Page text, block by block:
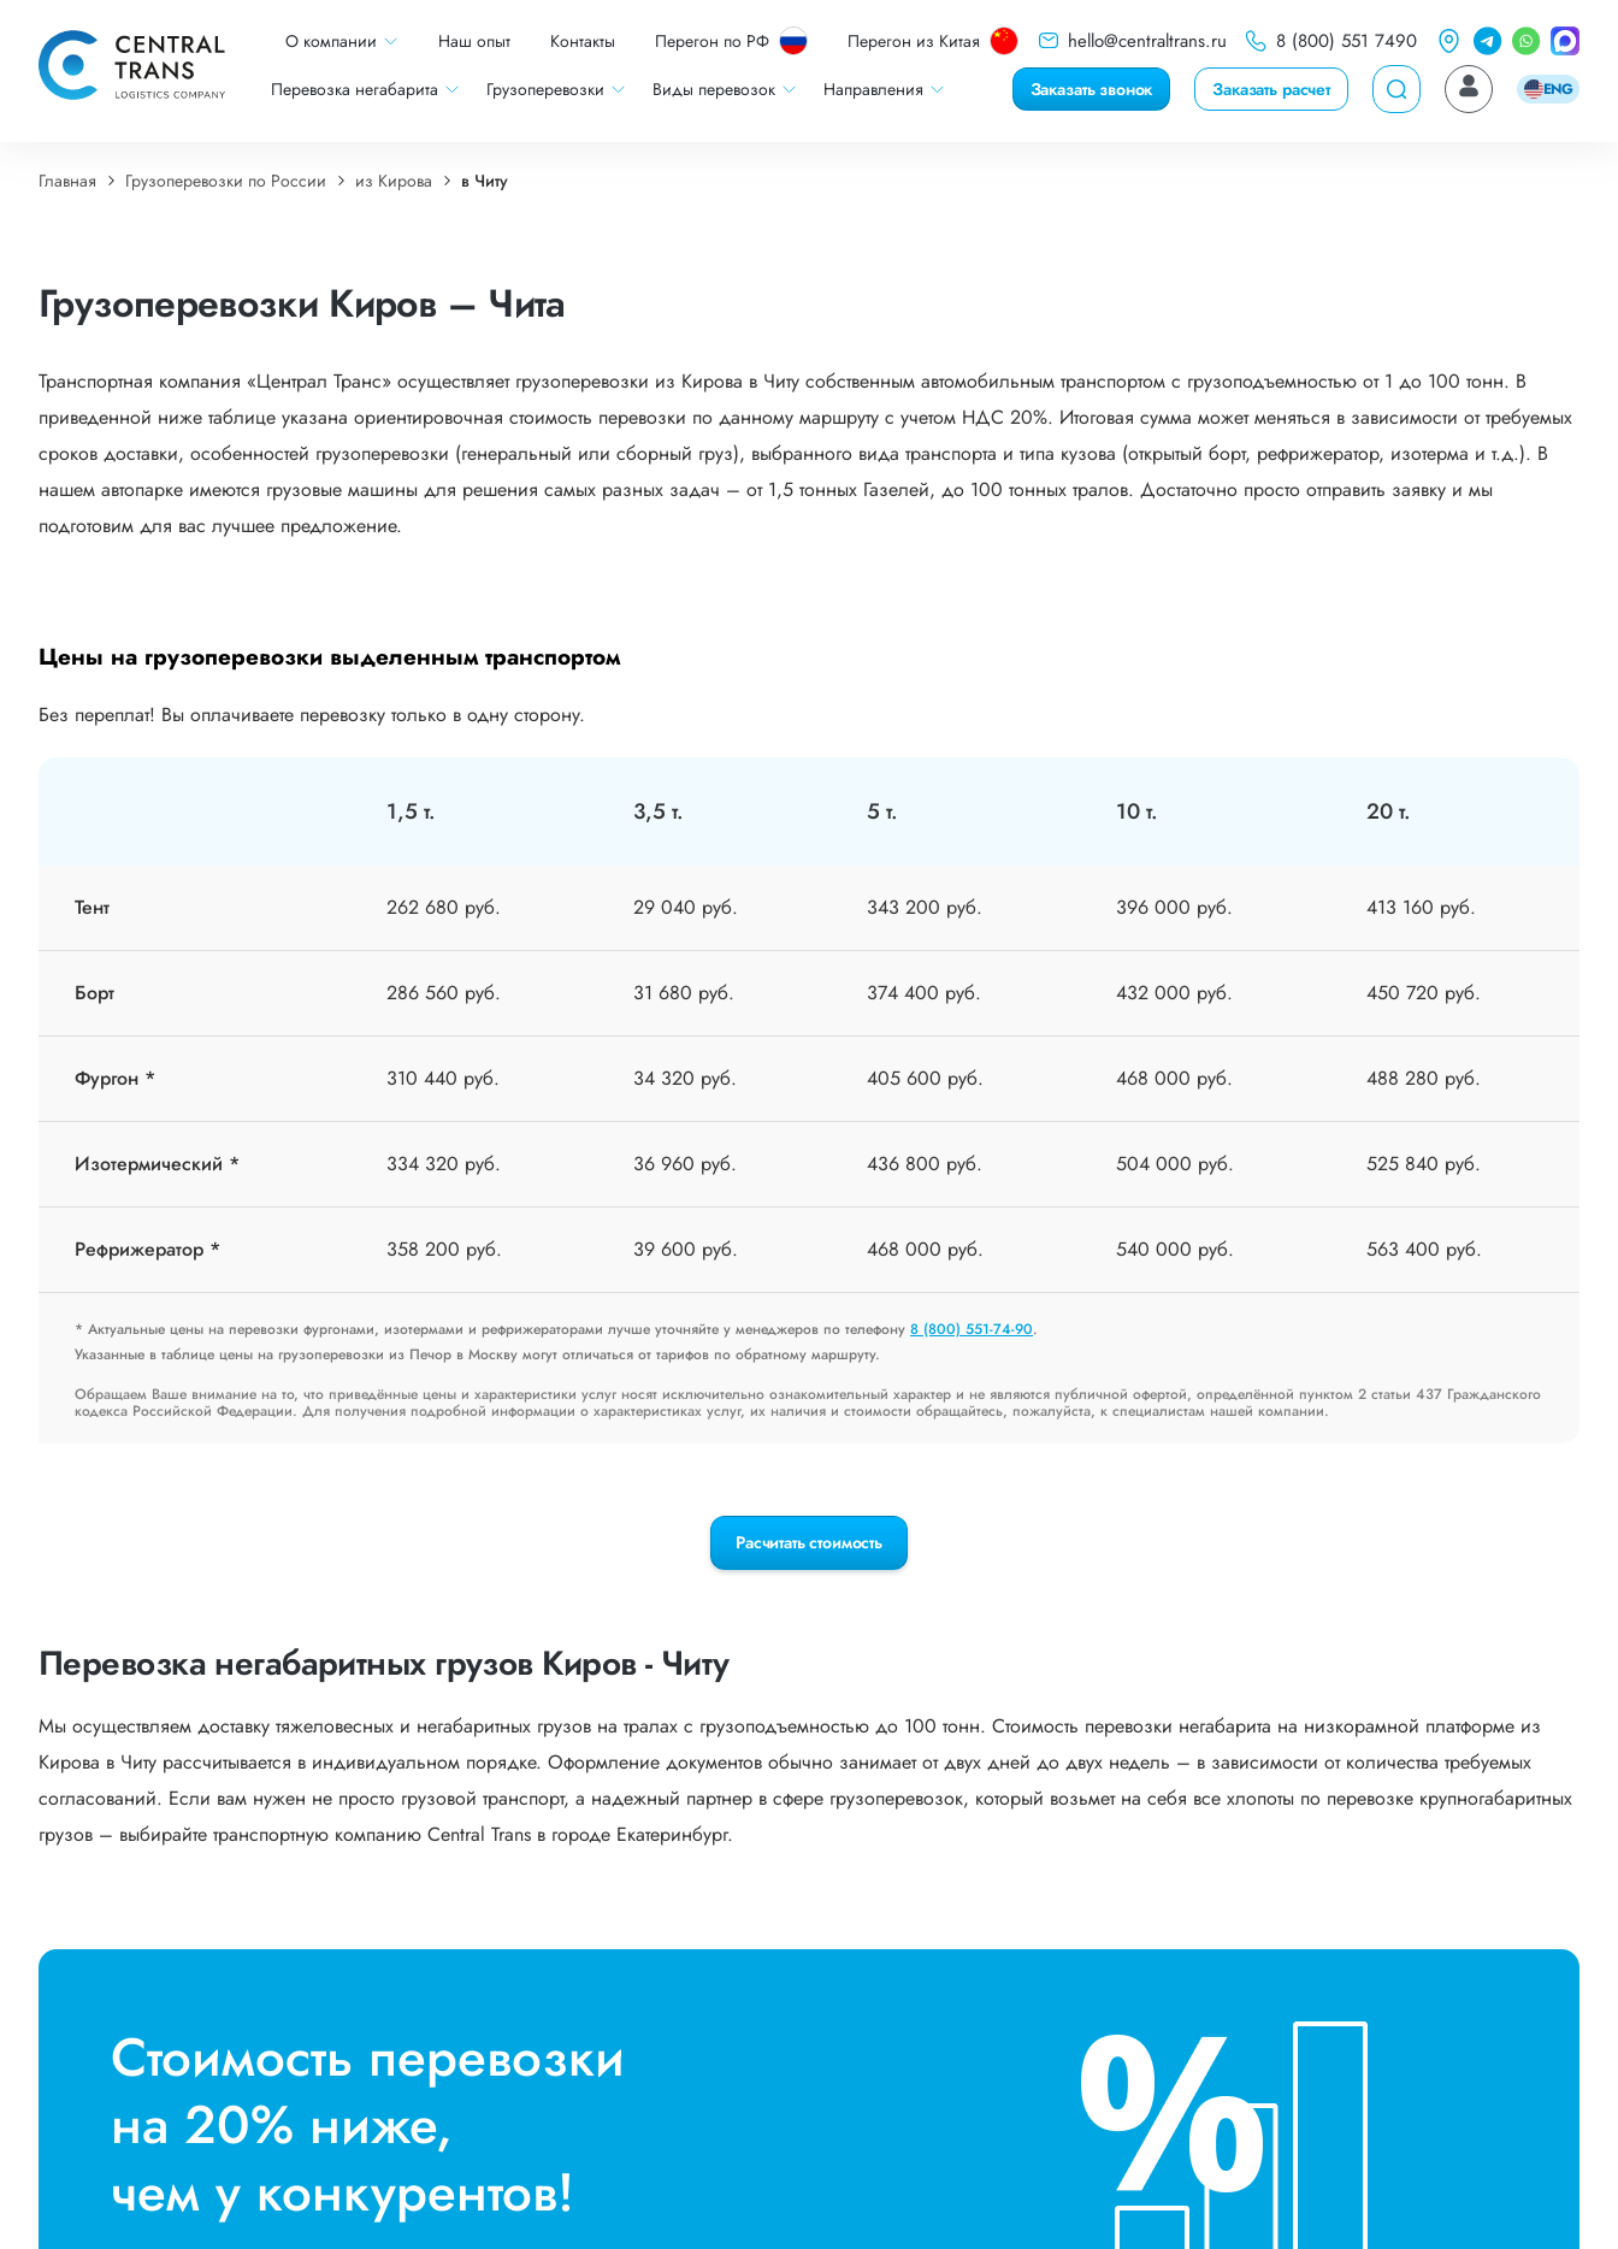
О компании Наш опыт Контакты Перегон по РФ Перегон из Китая hello@centraltrans.ru 8 (800) 551 7490
Перевозка негабарита Грузоперевозки Виды перевозок Направления Заказать звонок Заказать расчет ENG
Главная Грузоперевозки по России из Кирова в Читу
Грузоперевозки Киров – Чита
Транспортная компания «Централ Транс» осуществляет грузоперевозки из Кирова в Читу собственным автомобильным транспортом с грузоподъемностью от 1 до 100 тонн. В
приведенной ниже таблице указана ориентировочная стоимость перевозки по данному маршруту с учетом НДС 20%. Итоговая сумма может меняться в зависимости от требуемых
сроков доставки, особенностей грузоперевозки (генеральный или сборный груз), выбранного вида транспорта и типа кузова (открытый борт, рефрижератор, изотерма и т.д.). В
нашем автопарке имеются грузовые машины для решения самых разных задач – от 1,5 тонных Газелей, до 100 тонных тралов. Достаточно просто отправить заявку и мы
подготовим для вас лучшее предложение.
Цены на грузоперевозки выделенным транспортом
Без переплат! Вы оплачиваете перевозку только в одну сторону.
1,5 т. 3,5 т. 5 т. 10 т. 20 т.
Тент 262 680 руб. 29 040 руб. 343 200 руб. 396 000 руб. 413 160 руб.
Борт 286 560 руб. 31 680 руб. 374 400 руб. 432 000 руб. 450 720 руб.
Фургон * 310 440 руб. 34 320 руб. 405 600 руб. 468 000 руб. 488 280 руб.
Изотермический * 334 320 руб. 36 960 руб. 436 800 руб. 504 000 руб. 525 840 руб.
Рефрижератор * 358 200 руб. 39 600 руб. 468 000 руб. 540 000 руб. 563 400 руб.
* Актуальные цены на перевозки фургонами, изотермами и рефрижераторами лучше уточняйте у менеджеров по телефону 8 (800) 551-74-90.
Указанные в таблице цены на грузоперевозки из Печор в Москву могут отличаться от тарифов по обратному маршруту.
Обращаем Ваше внимание на то, что приведённые цены и характеристики услуг носят исключительно ознакомительный характер и не являются публичной офертой, определённой пунктом 2 статьи 437 Гражданского
кодекса Российской Федерации. Для получения подробной информации о характеристиках услуг, их наличия и стоимости обращайтесь, пожалуйста, к специалистам нашей компании.
Расчитать стоимость
Перевозка негабаритных грузов Киров - Читу
Мы осуществляем доставку тяжеловесных и негабаритных грузов на тралах с грузоподъемностью до 100 тонн. Стоимость перевозки негабарита на низкорамной платформе из
Кирова в Читу рассчитывается в индивидуальном порядке. Оформление документов обычно занимает от двух дней до двух недель – в зависимости от количества требуемых
согласований. Если вам нужен не просто грузовой транспорт, а надежный партнер в сфере грузоперевозок, который возьмет на себя все хлопоты по перевозке крупногабаритных
грузов – выбирайте транспортную компанию Central Trans в городе Екатеринбург.
Стоимость перевозки
на 20% ниже,
чем у конкурентов!